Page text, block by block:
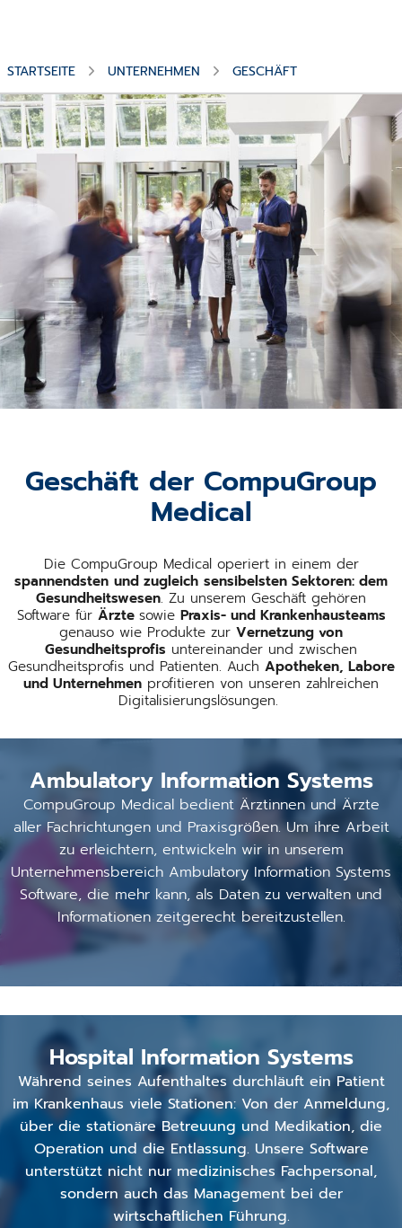
STARTSEITE UNTERNEHMEN GESCHÄFT
Geschäft der CompuGroup
Medical
Die CompuGroup Medical operiert in einem der
spannendsten und zugleich sensibelsten Sektoren: dem
Gesundheitswesen. Zu unserem Geschäft gehören
Software für Ärzte sowie Praxis- und Krankenhausteams
genauso wie Produkte zur Vernetzung von
Gesundheitsprofis untereinander und zwischen
Gesundheitsprofis und Patienten. Auch Apotheken, Labore
und Unternehmen profitieren von unseren zahlreichen
Digitalisierungslösungen.
Ambulatory Information Systems
CompuGroup Medical bedient Ärztinnen und Ärzte
aller Fachrichtungen und Praxisgrößen. Um ihre Arbeit
zu erleichtern, entwickeln wir in unserem
Unternehmensbereich Ambulatory Information Systems
Software, die mehr kann, als Daten zu verwalten und
Informationen zeitgerecht bereitzustellen.
Hospital Information Systems
Während seines Aufenthaltes durchläuft ein Patient
im Krankenhaus viele Stationen: Von der Anmeldung,
über die stationäre Betreuung und Medikation, die
Operation und die Entlassung. Unsere Software
unterstützt nicht nur medizinisches Fachpersonal,
sondern auch das Management bei der
wirtschaftlichen Führung.